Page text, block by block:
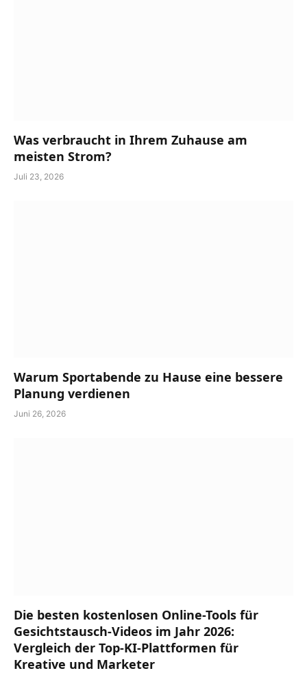
Was verbraucht in Ihrem Zuhause am
meisten Strom?
Juli 23, 2026
Warum Sportabende zu Hause eine bessere
Planung verdienen
Juni 26, 2026
Die besten kostenlosen Online-Tools für
Gesichtstausch-Videos im Jahr 2026:
Vergleich der Top-KI-Plattformen für
Kreative und Marketer